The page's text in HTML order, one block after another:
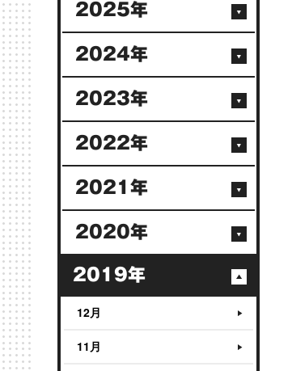
2025年
2024年
2023年
2022年
2021年
2020年
2019年
12月
11月